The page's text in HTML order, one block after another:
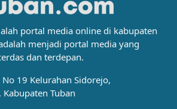
portal media online di kabupaten
menjadi portal media yang
dan terdepan.
No 19 Kelurahan Sidorejo,
Kabupaten Tuban